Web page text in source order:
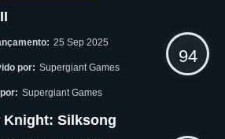
25 Sep 2025
por: Supergiant Games
Supergiant Games
94
Knight: Silksong